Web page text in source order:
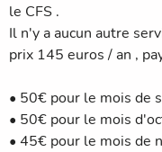
le CFS .
Il n'y a aucun autre
prix 145 euros / an ,
• 50€ pour le mois de
• 50€ pour le mois
• 45€ pour le mois de